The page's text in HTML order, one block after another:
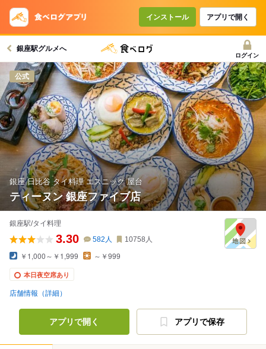
インストール アプリで開く
銀座駅グルメへ
ログイン
公式
銀座 日比谷 タイ料理 エスニック 屋台
ティーヌン 銀座ファイブ店
銀座駅/タイ料理
3.30 582 人 10758 人
￥1,000～￥1,999 ～￥999
本日夜空席あり
店舗情報（詳細）
アプリで開く アプリで保存